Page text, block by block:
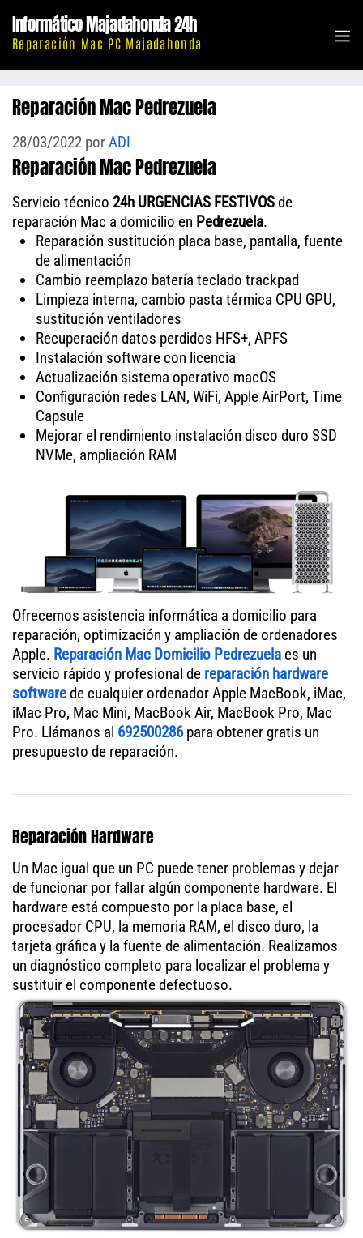
contenido
Informático Majadahonda 24h
Reparación Mac PC Majadahonda
Reparación Mac Pedrezuela
28/03/2022 porADI
Reparación Mac Pedrezuela
Servicio técnico 24h URGENCIAS FESTIVOSde
reparación Mac a domicilio en Pedrezuela.
Reparación sustitución placa base, pantalla, fuente
de alimentación
Cambio reemplazo batería teclado trackpad
Limpieza interna, cambio pasta térmica CPU GPU,
sustitución ventiladores
Recuperación datos perdidos HFS+, APFS
Instalación software con licencia
Actualización sistema operativo macOS
Configuración redes LAN, WiFi, Apple AirPort, Time
Capsule
Mejorar el rendimiento instalación disco duro SSD
NVMe, ampliación RAM
Ofrecemos asistencia informática a domicilio para
reparación, optimización y ampliación de ordenadores
Apple. Reparación Mac Domicilio Pedrezuela es un
servicio rápido y profesional de reparación hardware
softwarede cualquier ordenador Apple MacBook, iMac,
iMac Pro, Mac Mini, MacBook Air, MacBook Pro, Mac
Pro. Llámanos al 692500286para obtener gratis un
presupuesto de reparación.
Reparación Hardware
Un Mac igual que un PC puede tener problemas y dejar
de funcionar por fallar algún componente hardware. El
hardware está compuesto por la placa base, el
procesador CPU, la memoria RAM, el disco duro, la
tarjeta gráfica y la fuente de alimentación. Realizamos
un diagnóstico completo para localizar el problema y
sustituir el componente defectuoso.